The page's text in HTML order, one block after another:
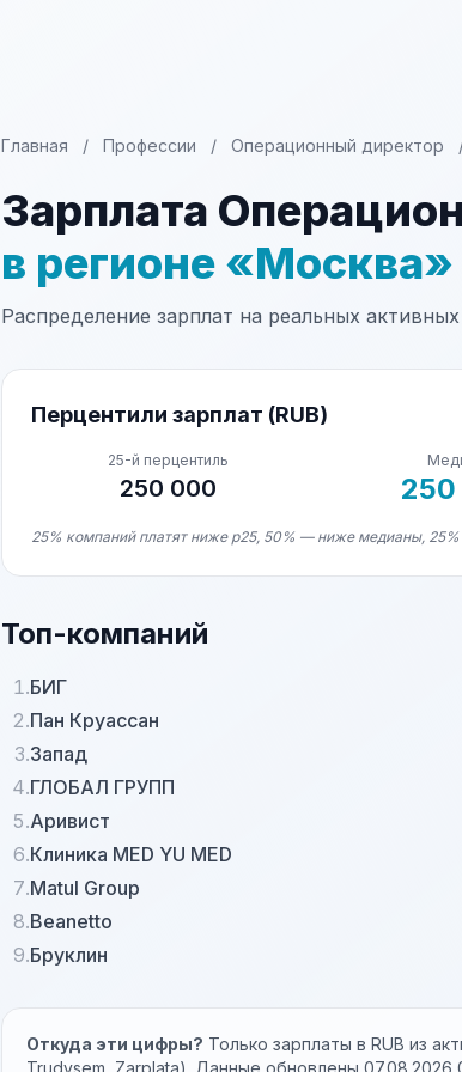
Главная / Профессии / Операционный директор
Зарплата
в регионе «Москва»
Распределение зарплат на реальных
Перцентили зарплат (RUB)
25-й перцентиль
250 000
25% компаний платят ниже p25, 50% — ниже медианы,
Топ-компаний
1.БИГ
2.Пан Круассан
3.Запад
4.ГЛОБАЛ ГРУПП
5.Аривист
6.Клиника MED YU MED
7.Matul Group
8.Beanetto
9.Бруклин
Откуда эти цифры? Только зарплаты в RUB из
Trudvsem, Zarplata). Данные обновлены 07.08.2026